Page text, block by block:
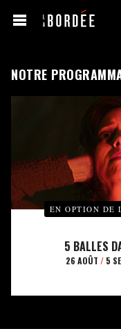
NOTRE
EN OPTION DE
5 BALLES
26 AOÛT /5